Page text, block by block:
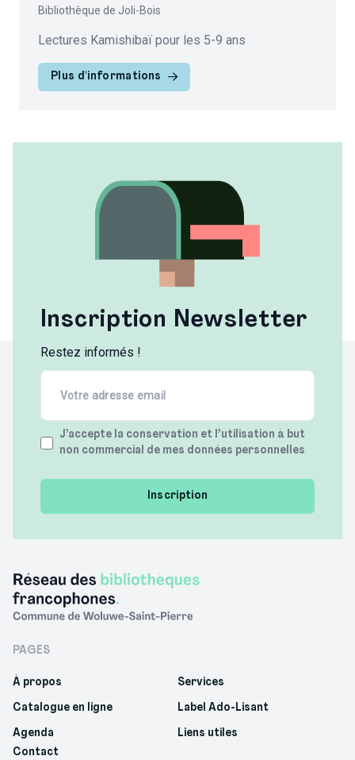
Bibliothèque de Joli-Bois
Lectures Kamishibaï pour les 5-9 ans
Plus d'informations
Inscription Newsletter
Restez informés !
Email
(Required)
Terms
(Required)
J’accepte la conservation et l’utilisation à but
non commercial de mes données personnelles
PAGES
À propos
Catalogue en ligne
Agenda
Services
Label Ado-Lisant
Liens utiles
Contact